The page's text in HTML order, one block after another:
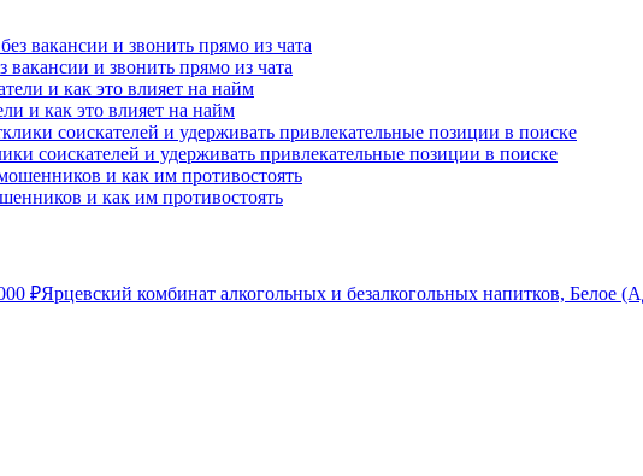
вакансии и звонить прямо из чата
и как это влияет на найм
соискателей и удерживать привлекательные позиции в поиске
и как им противостоять
₽Ярцевский комбинат алкогольных и безалкогольных напитков, Белое